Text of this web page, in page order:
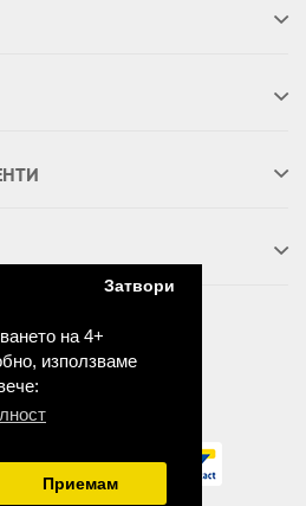
на 4+
използваме
Затвори
Приемам
от:Vertinity Ltd
Bulgaria © 2026